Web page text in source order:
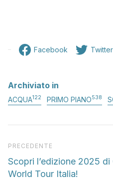
Facebook Twitter
Archiviato in
ACQUA122 PRIMO PIANO538
Articolo precedente
PRECEDENTE
Scopri l’edizione 2025
World Tour Italia!